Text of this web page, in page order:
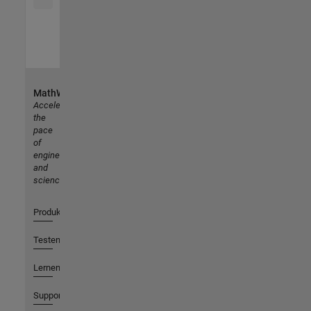
MathWorks
Accelerating
the
pace
of
engineering
and
science
Produkte
Testen oder Kaufen
Lernen
Support